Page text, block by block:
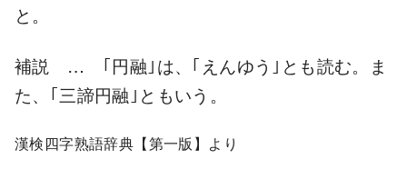
と。
補説 … ｢円融｣は、｢えんゆう｣とも読む。ま
た、｢三諦円融｣ともいう。
漢検四字熟語辞典【第一版】より